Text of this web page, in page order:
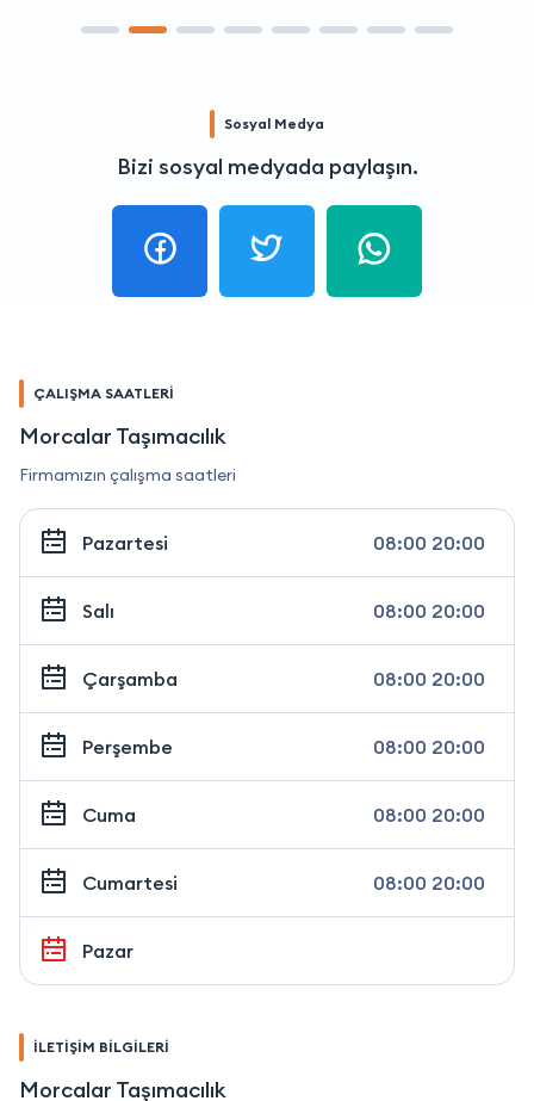
Sosyal Medya
Bizi sosyal medyada paylaşın.
ÇALIŞMA SAATLERİ
Morcalar Taşımacılık
Firmamızın çalışma saatleri
Pazartesi 08:00 20:00
Salı 08:00 20:00
Çarşamba 08:00 20:00
Perşembe 08:00 20:00
Cuma 08:00 20:00
Cumartesi 08:00 20:00
Pazar
İLETİŞİM BİLGİLERİ
Morcalar Taşımacılık